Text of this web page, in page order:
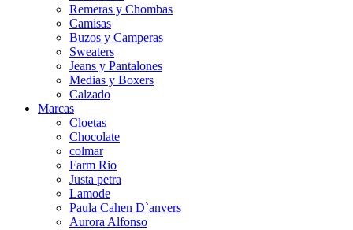
Remeras y Chombas
Camisas
Buzos y Camperas
Sweaters
Jeans y Pantalones
Medias y Boxers
Calzado
Marcas
Cloetas
Chocolate
colmar
Farm Rio
Justa petra
Lamode
Paula Cahen D`anvers
Aurora Alfonso